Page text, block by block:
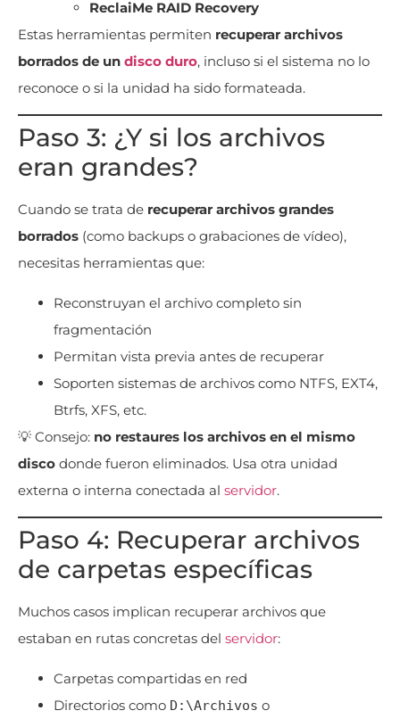
ReclaiMe RAID Recovery
Estas herramientas permiten recuperar archivos
borrados de un disco duro, incluso si el sistema no lo
reconoce o si la unidad ha sido formateada.
Paso 3: ¿Y si los archivos
eran grandes?
Cuando se trata de recuperar archivos grandes
borrados (como backups o grabaciones de vídeo),
necesitas herramientas que:
Reconstruyan el archivo completo sin
fragmentación
Permitan vista previa antes de recuperar
Soporten sistemas de archivos como NTFS, EXT4,
Btrfs, XFS, etc.
💡 Consejo: no restaures los archivos en el mismo
disco donde fueron eliminados. Usa otra unidad
externa o interna conectada al servidor.
Paso 4: Recuperar archivos
de carpetas específicas
Muchos casos implican recuperar archivos que
estaban en rutas concretas del servidor:
Carpetas compartidas en red
Directorios como D:\Archivos o